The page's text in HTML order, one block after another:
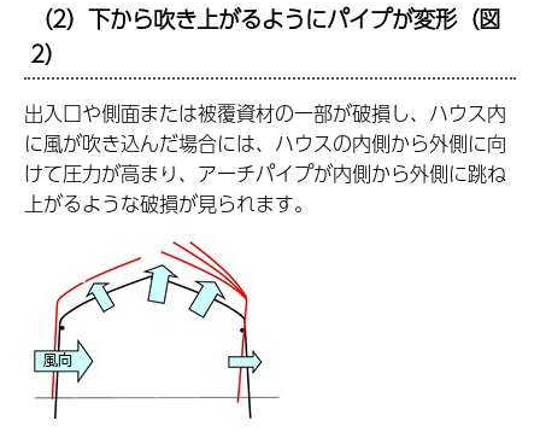
（2）下から吹き上がるようにパイプが変形（図
2）
出入口や側面または被覆資材の一部が破損し、ハウス内
に風が吹き込んだ場合には、ハウスの内側から外側に向
けて圧力が高まり、アーチパイプが内側から外側に跳ね
上がるような破損が見られます。